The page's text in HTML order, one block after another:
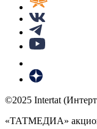
©2025 Intertat
«ТАТМЕДИА»